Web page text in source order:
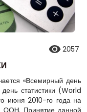
2057
«Всемирный день
статистики (World
июня 2010-го года на
ООН. Принятие данной